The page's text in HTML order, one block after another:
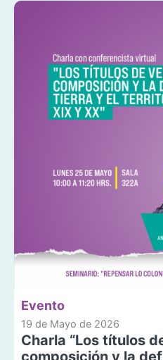
Evento
19 de Mayo de 2026
Charla “Los títulos
composición y la